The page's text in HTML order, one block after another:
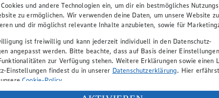
(Vorstandsvorsitzender), Peter Wagener
gewährt Ihnen jedoch das Recht, den auf dieser Website
und Vervielfältigung von Bildmaterial oder Grafiken aus
und andere Technologien ein, um dir ein bestmögliches
zu ermöglichen. Wir verwenden deine Daten, um unsere Website zu
und dir möglichst relevante Inhalte anzubieten, sowie für
ist freiwillig und kann jederzeit individuell in den Datenschutz-
angepasst werden. Bitte beachte, dass auf Basis deiner
zur Verfügung stehen. Weitere Erklärungen sowie einen
Einstellungen findest du in unserer Datenschutzerklärung. Hier
Cookie-Policy.